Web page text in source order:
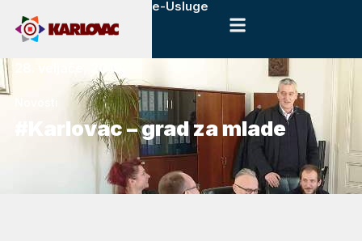
e-Usluge
28. veljače, 2019.
#Karlovac – grad za mlade